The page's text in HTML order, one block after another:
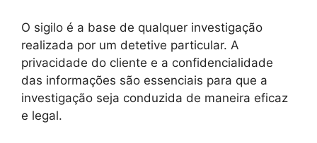
O sigilo é a base de qualquer investigação
realizada por um detetive particular. A
privacidade do cliente e a confidencialidade
das informações são essenciais para que a
investigação seja conduzida de maneira eficaz
e legal.